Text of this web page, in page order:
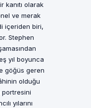
kanıtı olarak
ve merak
içeriden biri,
Stephen
yıl boyunca
göğüs geren
olduğu
portresini
yılarını